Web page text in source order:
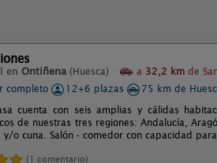
en Ontiñena (Huesca) a 32,2 km de
completo
12+6 plazas
75 km de
cuenta con seis amplias y cálidas
de nuestras tres regiones: Andalucía,
y/o cuna. Salón - comedor con capacidad
(1 comentario)